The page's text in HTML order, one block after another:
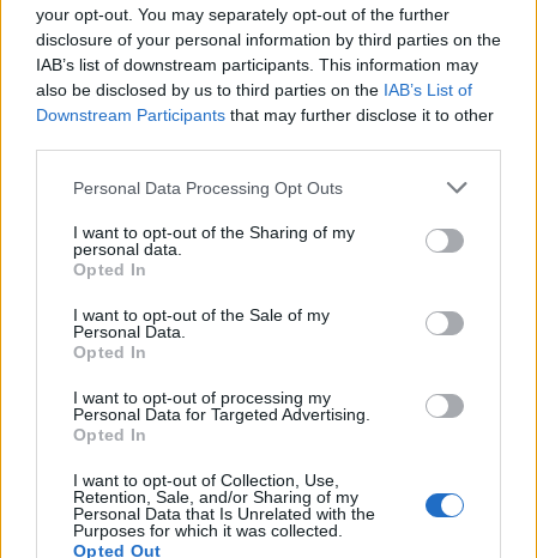
your opt-out. You may separately opt-out of the further
disclosure of your personal information by third parties on the
IAB’s list of downstream participants. This information may
also be disclosed by us to third parties on the IAB’s List of
Downstream Participants that may further disclose it to other
Personal Data Processing Opt Outs
I want to opt-out of the Sharing of my
personal data.
Opted In
I want to opt-out of the Sale of my
Personal Data.
Opted In
I want to opt-out of processing my
Personal Data for Targeted Advertising.
Opted In
I want to opt-out of Collection, Use,
Retention, Sale, and/or Sharing of my
Personal Data that Is Unrelated with the
Purposes for which it was collected.
Opted Out
Seguici su Google Discover
Segui Libero Quotidiano su Google Discover
Scegli Libero Quotidiano come fonte preferita
SPETTACOLI
SCIENZA E TECH
Libero ShoppingContattiPubblicitàCookie policy